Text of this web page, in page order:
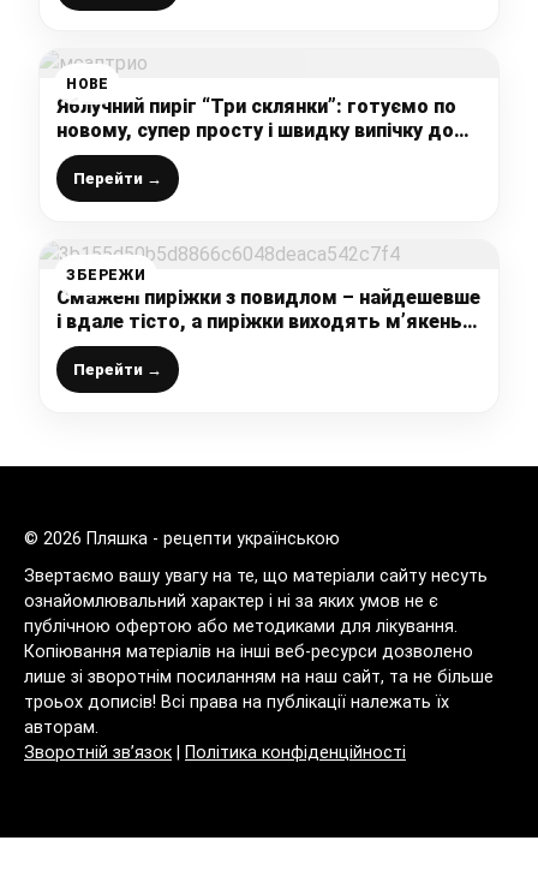
НОВЕ
Яблучний пиріг “Три склянки”: готуємо по
новому, супер просту і швидку випічку до
чаю, без тіста, без яєць і без сметани,
швидше за цей рецепт не знаю
Перейти →
ЗБЕРЕЖИ
Смажені пиріжки з повидлом – найдешевше
і вдале тісто, а пиріжки виходять м’якенькі
та повітряні
Перейти →
© 2026 Пляшка - рецепти українською
Звертаємо вашу увагу на те, що матеріали сайту несуть
ознайомлювальний характер і ні за яких умов не є
публічною офертою або методиками для лікування.
Копіювання матеріалів на інші веб-ресурси дозволено
лише зі зворотнім посиланням на наш сайт, та не більше
троьох дописів! Всі права на публікації належать їх
авторам.
Зворотній зв’язок
Політика конфіденційності